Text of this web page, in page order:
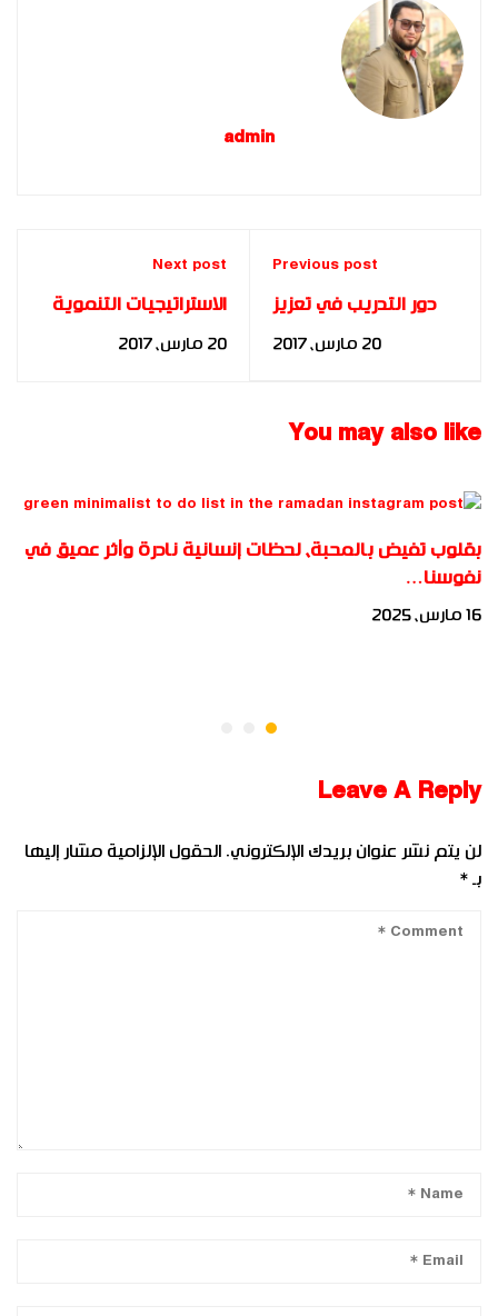
admin
Previous post
دور التدريب في تعزيز
حافظ قورة
20 مارس، 2017
Next post
الاستراتيجيات التنموية
20 مارس، 2017
You may also like
بقلوب تفيض بالمحبة، لحظات إنسانية نادرة وأثر عميق في
نفوسنا…
16 مارس، 2025
Leave A Reply
لن يتم نشر عنوان بريدك الإلكتروني. الحقول الإلزامية مشار إليها
بـ *